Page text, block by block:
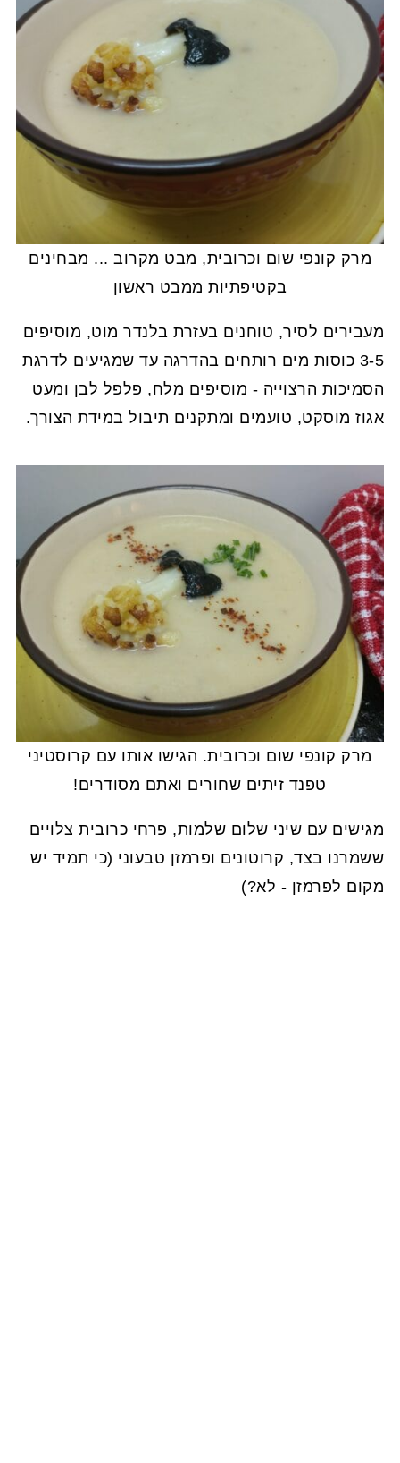
מרק קונפי שום וכרובית, מבט מקרוב ... מבחינים
בקטיפתיות ממבט ראשון
מעבירים לסיר, טוחנים בעזרת בלנדר מוט, מוסיפים
3-5 כוסות מים רותחים בהדרגה עד שמגיעים לדרגת
הסמיכות הרצוייה - מוסיפים מלח, פלפל לבן ומעט
אגוז מוסקט, טועמים ומתקנים תיבול במידת הצורך.
מרק קונפי שום וכרובית. הגישו אותו עם קרוסטיני
טפנד זיתים שחורים ואתם מסודרים!
מגישים עם שיני שלום שלמות, פרחי כרובית צלויים
ששמרנו בצד, קרוטונים ופרמזן טבעוני (כי תמיד יש
מקום לפרמזן - לא?)